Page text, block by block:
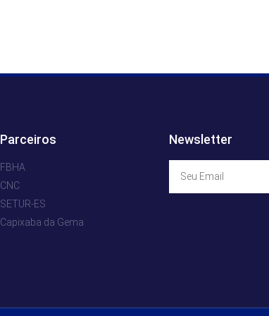
Parceiros
FBHA
CNC
SETUR-ES
Capixaba da Gema
Newsletter